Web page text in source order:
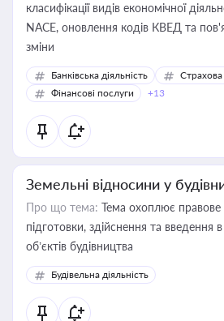
класифікації видів економічної
NACE, оновлення кодів КВЕД та
зміни
Банківська діяльність
Страхова
Фінансові послуги
+13
Земельні відносини у
Про що тема: Тема охоплює правове
підготовки, здійснення та введення
об’єктів будівництва
Будівельна діяльність